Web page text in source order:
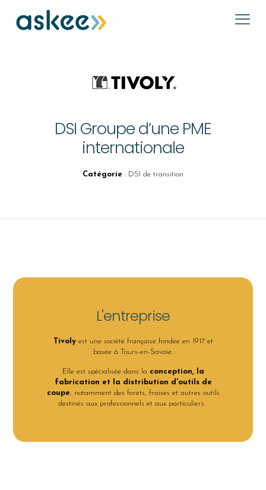
DSI Groupe d’une PME
internationale
Catégorie : DSI de transition
L'entreprise
Tivolyest une société française fondée en 1917 et
basée à Tours-en-Savoie.
Elle est spécialisée dans la conception, la
fabrication et la distribution d'outils de
coupe, notamment des forets, fraises et autres outils
destinés aux professionnels et aux particuliers.